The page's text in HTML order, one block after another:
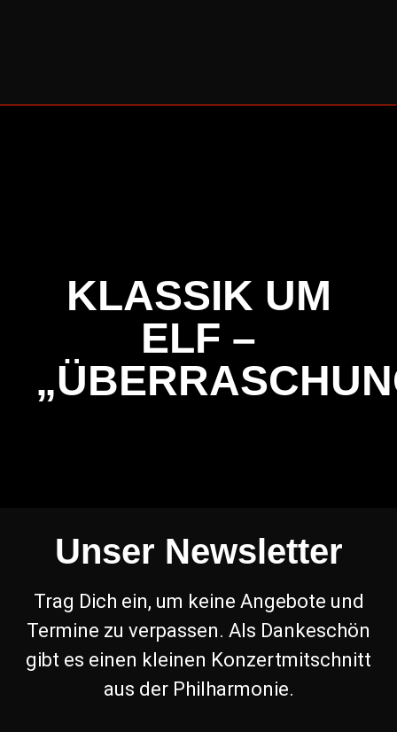
KLASSIK UM
ELF –
Unser Newsletter
Trag Dich ein, um keine Angebote und
Termine zu verpassen. Als Dankeschön
gibt es einen kleinen Konzertmitschnitt
aus der Philharmonie.